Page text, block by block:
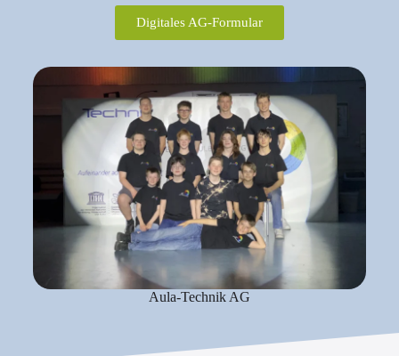
Digitales AG-Formular
Aula-Technik AG